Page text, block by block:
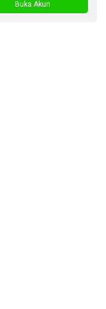
Buka Akun